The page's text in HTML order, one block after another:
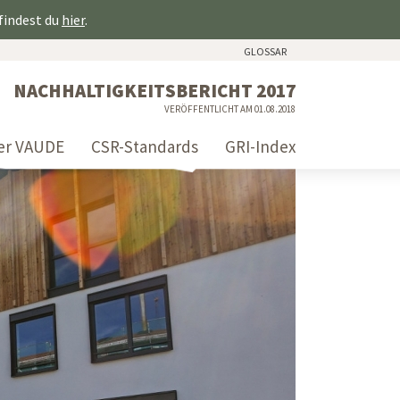
du hier.
GLOSSAR
NACHHALTIGKEITSBERICHT 2017
VERÖFFENTLICHT AM 01.08.2018
VAUDE CSR-Standards GRI-Index